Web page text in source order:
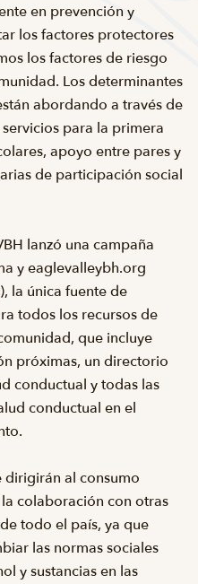
en prevención y
los factores protectores
los factores de riesgo
Los determinantes
abordando a través de
para la primera
apoyo entre pares y
de participación social
lanzó una campaña
y eaglevalleybh.org
la única fuente de
todos los recursos de
que incluye
próximas, un directorio
conductual y todas las
conductual en el
dirigirán al consumo
colaboración con otras
todo el país, ya que
las normas sociales
y sustancias en las